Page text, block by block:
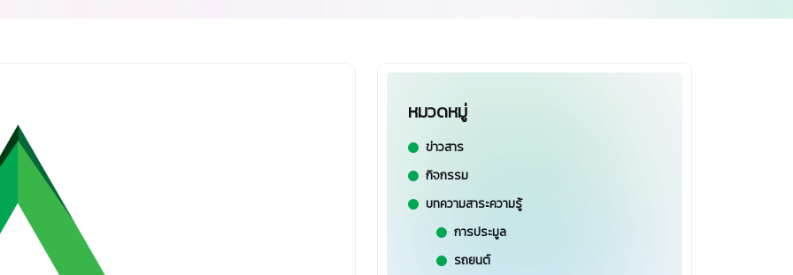
หมวดหมู่
ข่าวสาร
กิจกรรม
บทความสาระความรู้
การประมูล
รถยนต์